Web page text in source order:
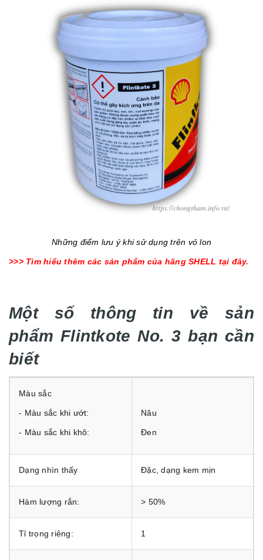
Những điểm lưu ý khi sử dụng trên vỏ lon
>>> Tìm hiểu thêm các sản phẩm của hãng SHELL tại đây.
Một số thông tin về sản
phẩm Flintkote No. 3 bạn cần
biết
Màu sắc
- Màu sắc khi ướt:
- Màu sắc khi khô:
Nâu
Đen
Dạng nhìn thấy Đặc, dạng kem mịn
Hàm lượng rắn: > 50%
Tỉ trọng riêng: 1